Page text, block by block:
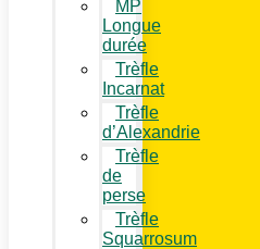
MP
Longue
durée
Trèfle
Incarnat
Trèfle
d’Alexandrie
Trèfle
de
perse
Trèfle
Squarrosum